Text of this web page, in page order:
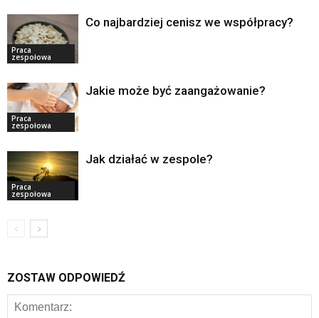
Praca
zespołowa
Co najbardziej cenisz we współpracy?
Praca
zespołowa
Jakie może być zaangażowanie?
Praca
zespołowa
Jak działać w zespole?
ZOSTAW ODPOWIEDŹ